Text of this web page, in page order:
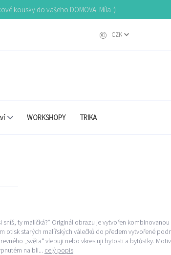
kousky do vašeho DOMOVA. Míla :)
CZK
WORKSHOPY TRIKA
sníš, ty maličká?“ Originál obrazu je vytvořen
otisk starých malířských válečků do předem vytvořené
„světa“ vlepuji nebo vkresluji bytosti a bytůstky.
na bli... celý popis